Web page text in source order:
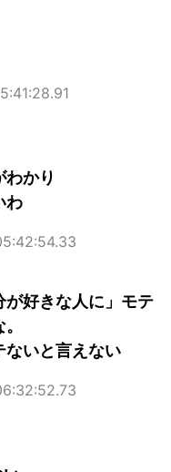
かり
わ
が好きな人に」モテ
ないと言えない